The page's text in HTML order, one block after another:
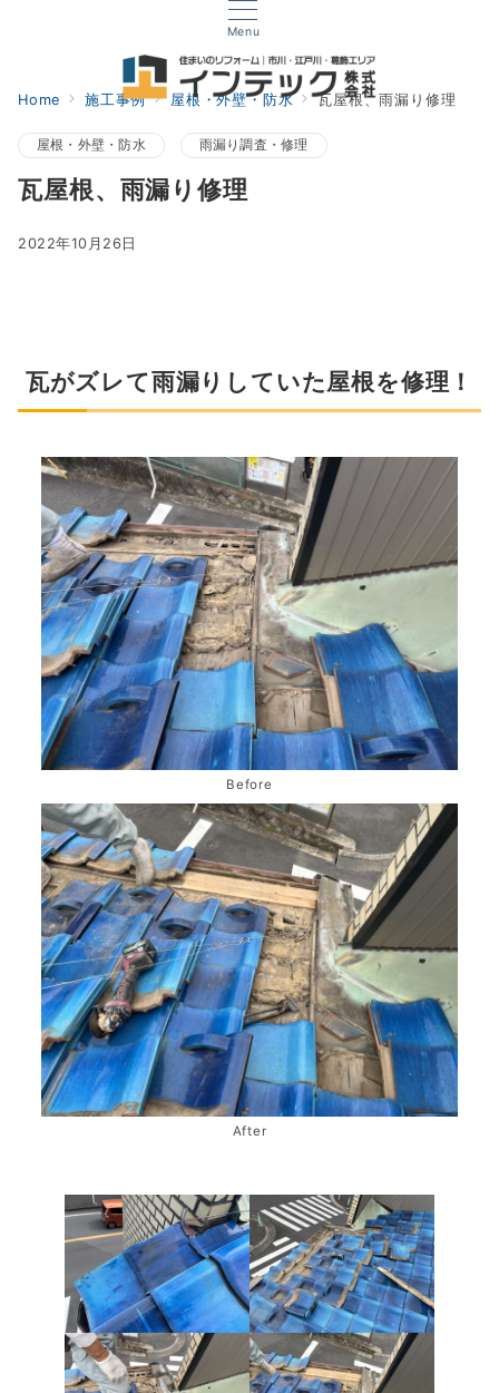
Menu
Home 施工事例 屋根・外壁・防水 瓦屋根、雨漏り修理
屋根・外壁・防水 雨漏り調査・修理
瓦屋根、雨漏り修理
2022年10月26日
瓦がズレて雨漏りしていた屋根を修理！
Before
After